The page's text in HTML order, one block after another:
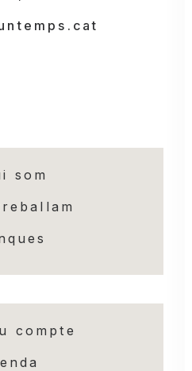
som
compte